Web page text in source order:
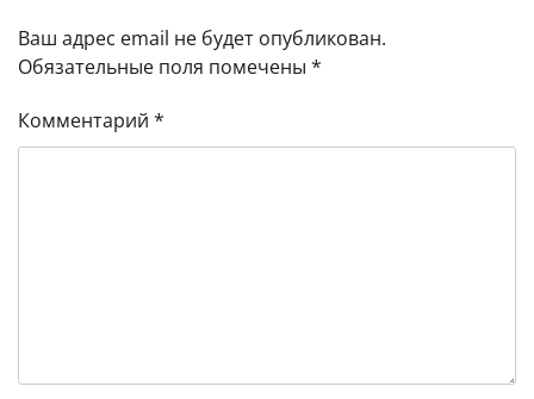
Ваш адрес email не будет опубликован.
Обязательные поля помечены *
Комментарий *